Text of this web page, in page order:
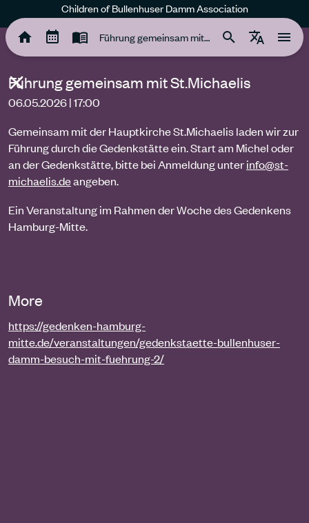
Children of Bullenhuser Damm Association
Führung gemeinsam mit St.Michaelis
Führung gemeinsam mit St.Michaelis
06.05.2026 | 17:00
Gemeinsam mit der Hauptkirche St.Michaelis laden wir zur
Führung durch die Gedenkstätte ein. Start am Michel oder
an der Gedenkstätte, bitte bei Anmeldung unterinfo@st-
michaelis.deangeben.
Ein Veranstaltung im Rahmen der Woche des Gedenkens
Hamburg-Mitte.
More
https://gedenken-hamburg-
mitte.de/veranstaltungen/gedenkstaette-bullenhuser-
damm-besuch-mit-fuehrung-2/